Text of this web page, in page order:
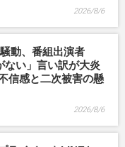
2026/8/6
動、番組出演者
ない」言い訳が大炎
信感と二次被害の懸
2026/8/6